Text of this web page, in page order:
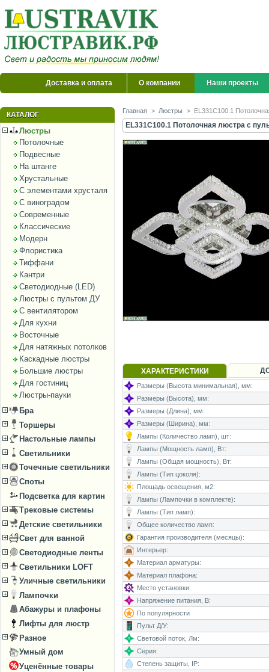
Доставка и оплата О компании Наши проекты
КАТАЛОГ
Люстры
Потолочные
Подвесные
На штанге
Хрустальные
С элементами хрусталя
С виноградом
Современные
Классические
Модерн
Флористика
Тиффани
Кантри
Светодиодные (LED)
Люстры с пультом ДУ
С вентилятором
Для кухни
Восточные
Для натяжных потолков
Каскадные люстры
Большие люстры
Для гостиниц
Люстры-пауки
Бра
Торшеры
Настольные лампы
Светильники
Точечные светильники
Споты
Подсветка для картин
Трековые системы
Детские светильники
Свет для ванной
Светодиодные ленты
Светильники LOFT
Уличные светильники
Лампочки
Абажуры и плафоны
Лифты для люстр
Разное
Умный дом
Уценённые товары
Главная > Люстры > EL331C100.1
EL331C100.1 Потолочная люстра с
ХАРАКТЕРИСТИКИ
Размеры (Высота минимальная), мм:
Размеры (Высота), мм:
Размеры (Длина), мм:
Размеры (Ширина), мм:
Лампы (Количество ламп), шт:
Лампы (Мощность ламп), Вт:
Лампы (Общая мощность), Вт:
Лампы (Тип цоколя):
Площадь освещения, м2:
Лампы (Лампочки в комплекте):
Лампы (Тип ламп):
Общее количество ламп:
Гарантия производителя (месяцы):
Интерьер:
Материал арматуры:
Материал плафона:
Место установки:
Напряжение питания, В:
По популярности
Пульт Д/У:
Световой поток, Лм:
Серия:
Степень защиты, IP: